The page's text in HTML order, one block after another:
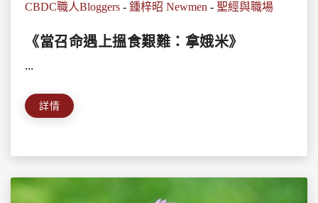
CBDC職人Bloggers - 鍾梓昭 Newmen - 聖經與職場
《當召命遇上搵食艱難：拿娥米》
...
詳情